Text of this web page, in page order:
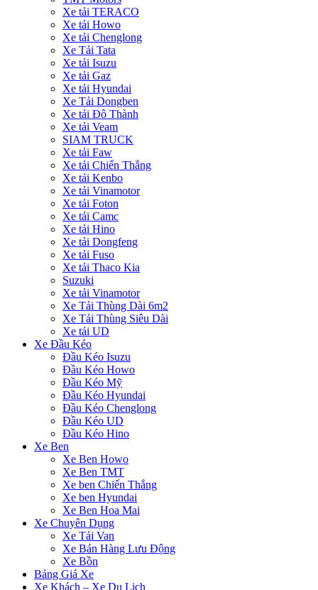
Xe tải TERACO
Xe tải Howo
Xe tải Chenglong
Xe Tải Tata
Xe tải Isuzu
Xe tải Gaz
Xe tải Hyundai
Xe Tải Dongben
Xe tải Đô Thành
Xe tải Veam
SIAM TRUCK
Xe tải Faw
Xe tải Chiến Thắng
Xe tải Kenbo
Xe tải Vinamotor
Xe tải Foton
Xe tải Camc
Xe tải Hino
Xe tải Dongfeng
Xe tải Fuso
Xe tải Thaco Kia
Suzuki
Xe tải Vinamotor
Xe Tải Thùng Dài 6m2
Xe Tải Thùng Siêu Dài
Xe tải UD
Xe Đầu Kéo
Đầu Kéo Isuzu
Đầu Kéo Howo
Đầu Kéo Mỹ
Đầu Kéo Hyundai
Đầu Kéo Chenglong
Đầu Kéo UD
Đầu Kéo Hino
Xe Ben
Xe Ben Howo
Xe Ben TMT
Xe ben Chiến Thắng
Xe ben Hyundai
Xe Ben Hoa Mai
Xe Chuyên Dụng
Xe Tải Van
Xe Bán Hàng Lưu Động
Xe Bồn
Bảng Giá Xe
Xe Khách – Xe Du Lịch